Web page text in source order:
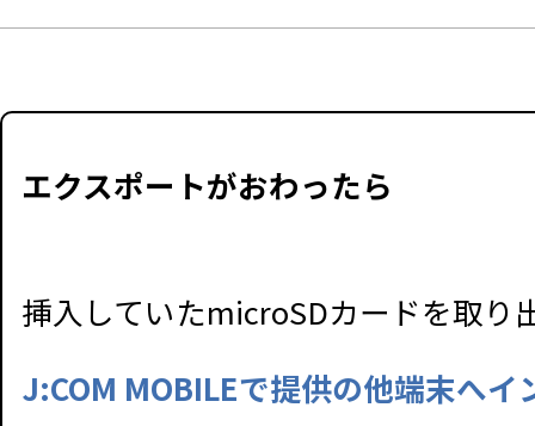
エクスポートがおわったら
挿入していたmicroSDカードを取り
J:COM MOBILEで提供の他端末へ